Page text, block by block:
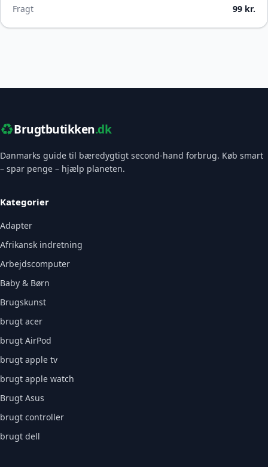
Fragt 99 kr.
♻️Brugtbutikken.dk
Danmarks guide til bæredygtigt second-hand forbrug. Køb smart
– spar penge – hjælp planeten.
Kategorier
Adapter
Afrikansk indretning
Arbejdscomputer
Baby & Børn
Brugskunst
brugt acer
brugt AirPod
brugt apple tv
brugt apple watch
Brugt Asus
brugt controller
brugt dell